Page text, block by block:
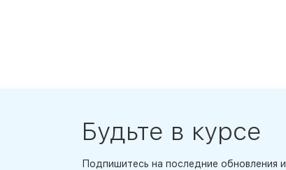
Будьте в курсе
Подпишитесь на последние обновления и